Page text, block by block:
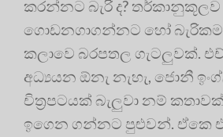
කරන්නට බැරි ද?
ගොඩනගාගන්නට හෝ බැරිකම
කලාවෙ බරපතල ගැටලුවක්.
අධ්‍යයන ඕනැ නැහැ, ජොනී
චිත්‍රපටයක් බැලුවා නම්
ඉගෙන ගන්නට පුළුවන්. ඒකෙ